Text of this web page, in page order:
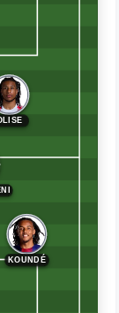
KOUNDÉ